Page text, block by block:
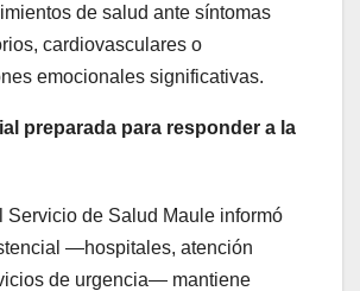
de salud ante síntomas
cardiovasculares o
emocionales significativas.
preparada para responder a la
Servicio de Salud Maule informó
—hospitales, atención
de urgencia— mantiene